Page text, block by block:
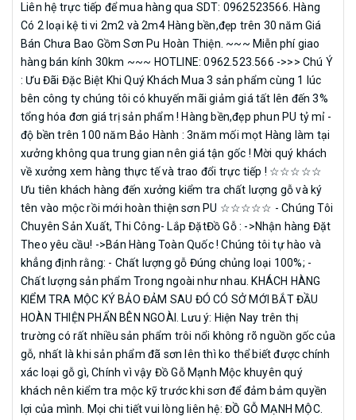
chỉ cơ sở sản xuất – cửa hàng: Châu Phong – Liên Hà – Đông Anh –
Hà Nội Hotline: 0962.523.566.
Liên hệ trực tiếp để mua hàng qua SDT: 0962523566. Hàng
Có 2 loại kệ ti vi 2m2 và 2m4 Hàng bền,đẹp trên 30 năm Giá
Bán Chưa Bao Gồm Sơn Pu Hoàn Thiện. ~~~ Miễn phí giao
hàng bán kính 30km ~~~ HOTLINE: 0962.523.566 ->>> Chú Ý
: Ưu Đãi Đặc Biệt Khi Quý Khách Mua 3 sản phẩm cùng 1 lúc
bên công ty chúng tôi có khuyến mãi giảm giá tất lên đến 3%
tổng hóa đơn giá trị sản phẩm ! Hàng bền,đẹp phun PU tỷ mỉ -
độ bền trên 100 năm Bảo Hành : 3năm mối mọt Hàng làm tại
xưởng không qua trung gian nên giá tận gốc ! Mời quý khách
về xưởng xem hàng thực tế và trao đổi trực tiếp ! ☆☆☆☆☆
Ưu tiên khách hàng đến xưởng kiểm tra chất lượng gỗ và ký
tên vào mộc rồi mới hoàn thiện sơn PU ☆☆☆☆☆ - Chúng Tôi
Chuyên Sản Xuất, Thi Công- Lắp ĐặtĐồ Gỗ : ->Nhận hàng Đặt
Theo yêu cầu! ->Bán Hàng Toàn Quốc ! Chúng tôi tự hào và
khẳng định rằng: - Chất lượng gỗ Đúng chủng loại 100%; -
Chất lượng sản phẩm Trong ngoài như nhau. KHÁCH HÀNG
KIỂM TRA MỘC KÝ BẢO ĐẢM SAU ĐÓ CÓ SỞ MỚI BẮT ĐẦU
HOÀN THIỆN PHẨN BÊN NGOÀI. Lưu ý: Hiện Nay trên thị
trường có rất nhiều sản phẩm trôi nổi không rõ nguồn gốc của
gỗ, nhất là khi sản phẩm đã sơn lên thì ko thể biết được chính
xác loại gỗ gì, Chính vì vậy Đồ Gỗ Mạnh Mộc khuyên quý
khách nên kiểm tra mộc kỹ trước khi sơn để đảm bảm quyền
lợi của mình. Mọi chi tiết vui lòng liên hệ: ĐỒ GỖ MẠNH MỘC.